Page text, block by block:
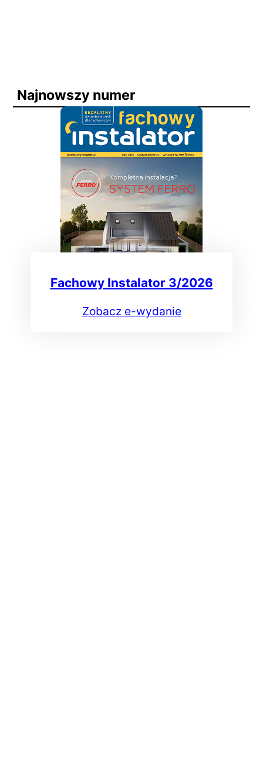
Najnowszy numer
Fachowy Instalator 3/2026
Zobacz e-wydanie